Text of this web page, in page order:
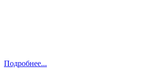
Подробнее...